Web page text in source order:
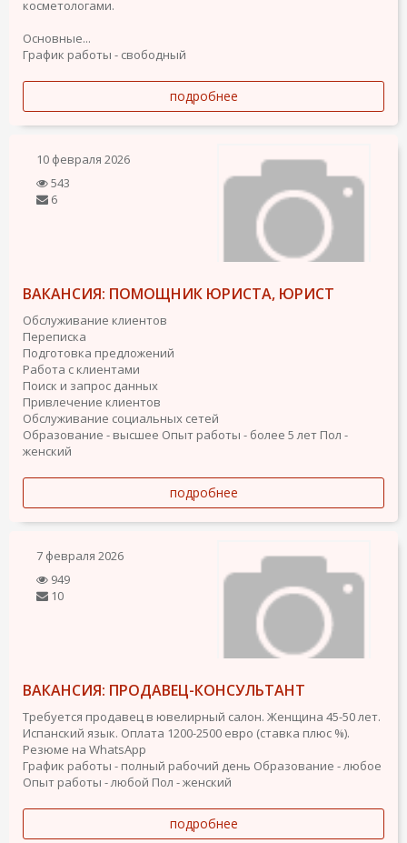
косметологами.
Основные...
График работы - свободный
подробнее
10 февраля 2026
543
6
ВАКАНСИЯ: ПОМОЩНИК ЮРИСТА, ЮРИСТ
Обслуживание клиентов
Переписка
Подготовка предложений
Работа с клиентами
Поиск и запрос данных
Привлечение клиентов
Обслуживание социальных сетей
Образование - высшее Опыт работы - более 5 лет Пол -
женский
подробнее
7 февраля 2026
949
10
ВАКАНСИЯ: ПРОДАВЕЦ-КОНСУЛЬТАНТ
Требуется продавец в ювелирный салон. Женщина 45-50 лет.
Испанский язык. Оплата 1200-2500 евро (ставка плюс %).
Резюме на WhatsApp
График работы - полный рабочий день Образование - любое
Опыт работы - любой Пол - женский
подробнее